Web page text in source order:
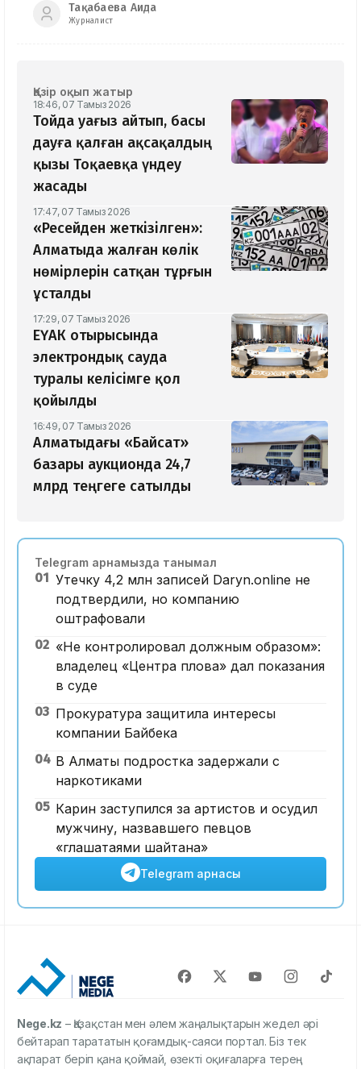
Тақабаева Аида
Журналист
Қазір оқып жатыр
18:46, 07 Тамыз 2026
Тойда уағыз айтып, басы
дауға қалған ақсақалдың
қызы Тоқаевқа үндеу
жасады
17:47, 07 Тамыз 2026
«Ресейден жеткізілген»:
Алматыда жалған көлік
нөмірлерін сатқан тұрғын
ұсталды
17:29, 07 Тамыз 2026
ЕҮАК отырысында
электрондық сауда
туралы келісімге қол
қойылды
16:49, 07 Тамыз 2026
Алматыдағы «Байсат»
базары аукционда 24,7
млрд теңгеге сатылды
Telegram арнамызда танымал
01 Утечку 4,2 млн записей Daryn.online не
подтвердили, но компанию
оштрафовали
02 «Не контролировал должным образом»:
владелец «Центра плова» дал показания
в суде
03 Прокуратура защитила интересы
компании Байбека
04 В Алматы подростка задержали с
наркотиками
05 Карин заступился за артистов и осудил
мужчину, назвавшего певцов
«глашатаями шайтана»
Telegram арнасы
Nege.kz – Қазақстан мен әлем жаңалықтарын жедел әрі
бейтарап тарататын қоғамдық-саяси портал. Біз тек
ақпарат беріп қана қоймай, өзекті оқиғаларға терең